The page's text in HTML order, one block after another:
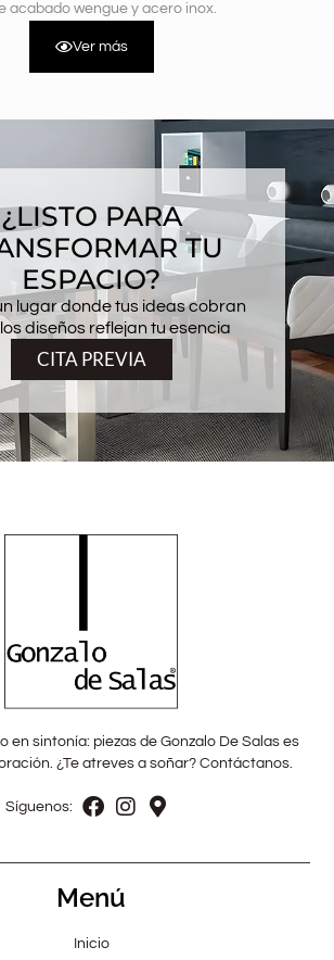
acabado wengue y acero inox.
Ver más
¿LISTO PARA
TU
ESPACIO?
lugar donde tus ideas cobran
diseños reflejan tu esencia
CITA PREVIA
en sintonía: piezas de Gonzalo De Salas es
¿Te atreves a soñar? Contáctanos.
Síguenos:
Menú
Inicio